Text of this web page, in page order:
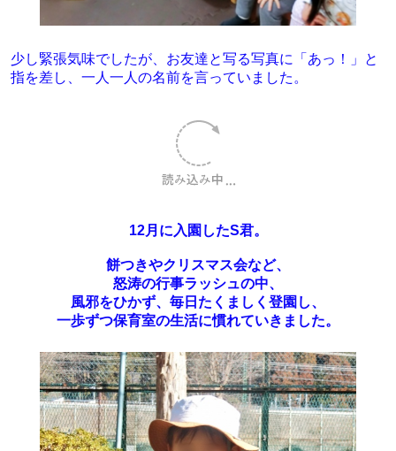
少し緊張気味でしたが、お友達と写る写真に「あっ！」と
指を差し、一人一人の名前を言っていました。
12月に入園したS君。
餅つきやクリスマス会など、
怒涛の行事ラッシュの中、
風邪をひかず、毎日たくましく登園し、
一歩ずつ保育室の生活に慣れていきました。